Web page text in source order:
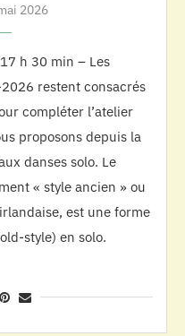
2026
h 30 min – Les
restent consacrés
compléter l’atelier
proposons depuis la
danses solo. Le
« style ancien » ou
est une forme
style) en solo.